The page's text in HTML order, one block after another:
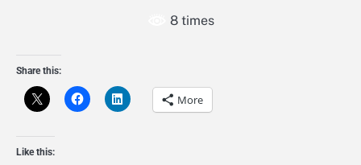
8 times
Share this:
More
Like this: